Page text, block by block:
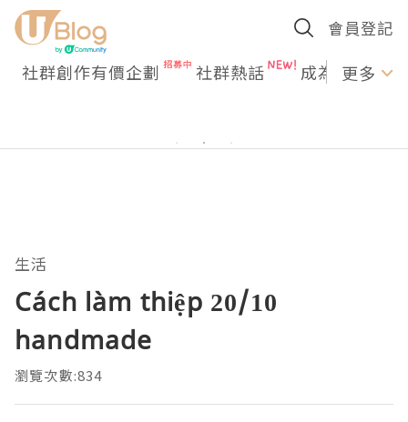
會員登記
社群創作有價企劃 社群熱話 成為U更多
生活
Cách làm thiệp 20/10
handmade
瀏覽次數:834